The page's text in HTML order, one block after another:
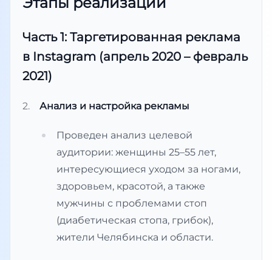
Часть 1: Таргетированная реклама
в Instagram (апрель 2020 – февраль
2021)
Анализ и настройка рекламы
Проведен анализ целевой
аудитории: женщины 25–55 лет,
интересующиеся уходом за ногами,
здоровьем, красотой, а также
мужчины с проблемами стоп
(диабетическая стопа, грибок),
жители Челябинска и области.